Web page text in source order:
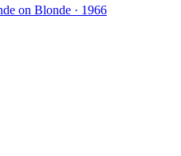
on Blonde · 1966